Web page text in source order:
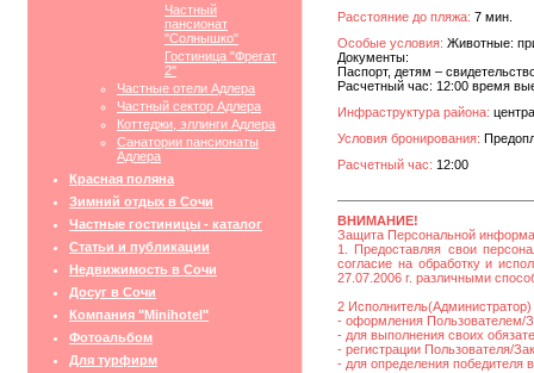
Частный
пансионат
"Солнышко"
Гостиница "Фрегат
2"
Частные отели Адлера
Частный сектор Адлера
Коттеджи, эллинги Адлера
Санатории пансионаты
Адлера
Красная поляна
Зимний отдых в Сочи
Частные гостиницы - каталог
Статьи и публикации
Недвижимость в Сочи
Досуг в Сочи
Компания "Minihotel"
Фотоальбом
Для турфирм
Расстояние до пляжа: 7 мин.
Особые условия: Животные:
Документы:
Паспорт, детям –
Расчетный час: 12:00 время
Инфраструктура района:
Условия бронирования:
Расчетный час: 12:00
ВНИМАНИЕ!
Защита Персональной
1. Предоставляя свои
согласие на обработку и
27.07.2006 г. различными
2
- оформления Пользователем/
- для выполнения своих
- регистрации Пользователя/
- для определения победителя